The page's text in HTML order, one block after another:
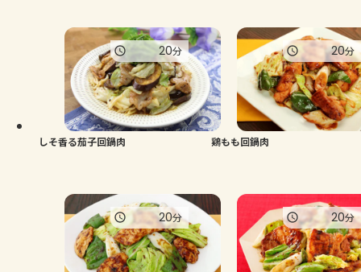
しそ香る茄子回鍋肉
20分
鶏もも回鍋肉
20分
20分 20分